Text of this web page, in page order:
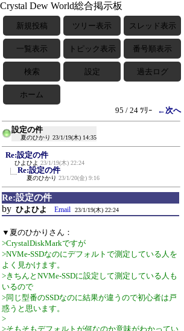
Crystal Dew World総合掲示板
新規投稿 ツリー表示 スレッド表示
一覧表示 トピック表示 番号順表示
検索 設定 過去ログ
ホーム
95 / 24 ﾂﾘｰ
←次へ
設定の件
夏のひかり 23/1/19(木) 14:35
Re:設定の件
ひよひよ 23/1/19(木) 22:24
Re:設定の件
夏のひかり 23/1/20(金) 9:16
Re:設定の件
by ひよひよ Email 23/1/19(木) 22:24
▼夏のひかりさん：
>CrystalDiskMarkですが
>NVMe-SSDなのにデフォルトで測定している人を
よく見かけます。
>きちんとNVMe-SSDに設定して測定している人も
いるので
>同じ型番のSSDなのに結果が違うので初心者は戸
惑うと思います。
>
>そもそもデフォルトが何なのか意味がわかってい